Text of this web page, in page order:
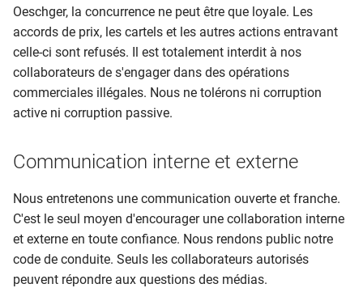
Oeschger, la concurrence ne peut être que loyale. Les
accords de prix, les cartels et les autres actions entravant
celle-ci sont refusés. Il est totalement interdit à nos
collaborateurs de s'engager dans des opérations
commerciales illégales. Nous ne tolérons ni corruption
active ni corruption passive.
Communication interne et externe
Nous entretenons une communication ouverte et franche.
C'est le seul moyen d'encourager une collaboration interne
et externe en toute confiance. Nous rendons public notre
code de conduite. Seuls les collaborateurs autorisés
peuvent répondre aux questions des médias.